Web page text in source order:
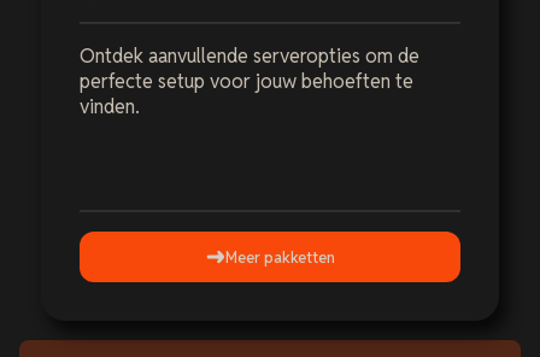
Ontdek aanvullende serveropties om de
perfecte setup voor jouw behoeften te
vinden.
Meer pakketten